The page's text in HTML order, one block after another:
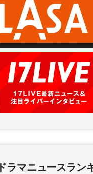
ドラマニュースラン